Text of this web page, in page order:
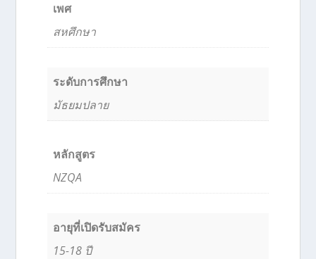
เพศ
สหศึกษา
ระดับการศึกษา
มัธยมปลาย
หลักสูตร
NZQA
อายุที่เปิดรับสมัคร
15-18 ปี